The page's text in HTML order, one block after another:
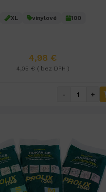
XL vinylové 100
4,98 €
4,05 € ( bez DPH )
- +